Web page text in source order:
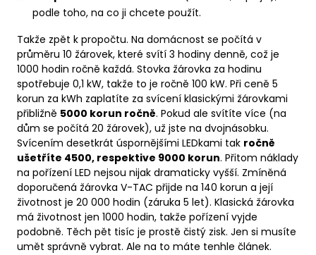
podle toho, na co ji chcete použít.
Takže zpět k propočtu. Na domácnost se počítá v
průměru 10 žárovek, které svítí 3 hodiny denně, což je
1000 hodin ročně každá. Stovka žárovka za hodinu
spotřebuje 0,1 kW, takže to je ročně 100 kW. Při ceně 5
korun za kWh zaplatíte za svícení klasickými žárovkami
přibližně 5000 korun ročně. Pokud ale svítíte více (na
dům se počítá 20 žárovek), už jste na dvojnásobku.
Svícením desetkrát úspornějšími LEDkami tak ročně
ušetříte 4500, respektive 9000 korun. Přitom náklady
na pořízení LED nejsou nijak dramaticky vyšší. Zmíněná
doporučená žárovka V-TAC přijde na 140 korun a její
životnost je 20 000 hodin (záruka 5 let). Klasická žárovka
má životnost jen 1000 hodin, takže pořízení vyjde
podobně. Těch pět tisíc je prostě čistý zisk. Jen si musíte
umět správně vybrat. Ale na to máte tenhle článek.